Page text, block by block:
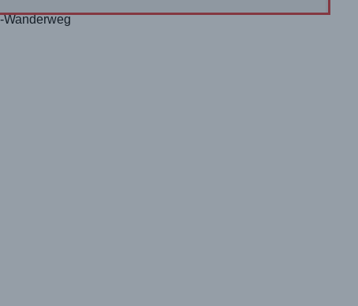
Wanderweg